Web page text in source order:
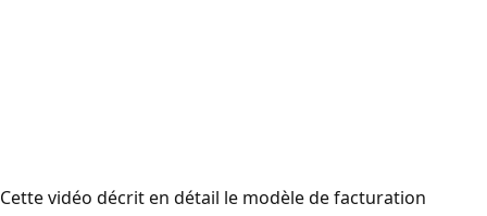
Cette vidéo décrit en détail le modèle de facturation